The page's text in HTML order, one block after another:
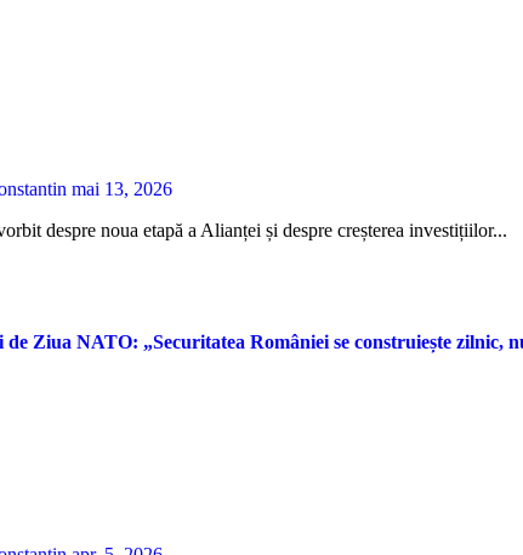
mai 13, 2026
despre noua etapă a Alianței și despre creșterea investițiilor...
Ziua NATO: „Securitatea României se construiește zilnic,